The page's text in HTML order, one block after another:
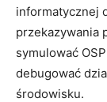
informatycznej
przekazywania
symulować
debugować
środowisku.